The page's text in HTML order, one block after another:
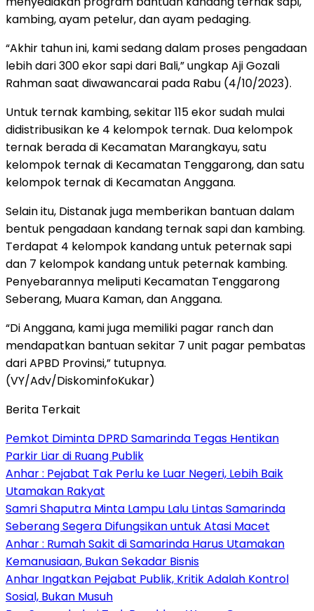
kambing, ayam petelur, dan ayam pedaging.
“Akhir tahun ini, kami sedang dalam proses pengadaan
lebih dari 300 ekor sapi dari Bali,” ungkap Aji Gozali
Rahman saat diwawancarai pada Rabu (4/10/2023).
Untuk ternak kambing, sekitar 115 ekor sudah mulai
didistribusikan ke 4 kelompok ternak. Dua kelompok
ternak berada di Kecamatan Marangkayu, satu
kelompok ternak di Kecamatan Tenggarong, dan satu
kelompok ternak di Kecamatan Anggana.
Selain itu, Distanak juga memberikan bantuan dalam
bentuk pengadaan kandang ternak sapi dan kambing.
Terdapat 4 kelompok kandang untuk peternak sapi
dan 7 kelompok kandang untuk peternak kambing.
Penyebarannya meliputi Kecamatan Tenggarong
Seberang, Muara Kaman, dan Anggana.
“Di Anggana, kami juga memiliki pagar ranch dan
mendapatkan bantuan sekitar 7 unit pagar pembatas
dari APBD Provinsi,” tutupnya.
(VY/Adv/DiskominfoKukar)
Berita Terkait
Pemkot Diminta DPRD Samarinda Tegas Hentikan
Parkir Liar di Ruang Publik
Anhar : Pejabat Tak Perlu ke Luar Negeri, Lebih Baik
Utamakan Rakyat
Samri Shaputra Minta Lampu Lalu Lintas Samarinda
Seberang Segera Difungsikan untuk Atasi Macet
Anhar : Rumah Sakit di Samarinda Harus Utamakan
Kemanusiaan, Bukan Sekadar Bisnis
Anhar Ingatkan Pejabat Publik, Kritik Adalah Kontrol
Sosial, Bukan Musuh